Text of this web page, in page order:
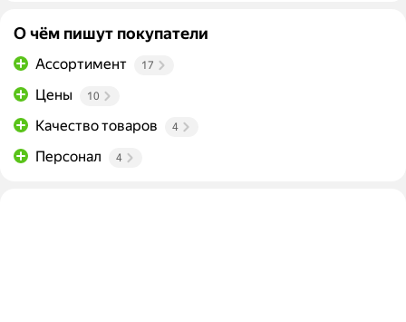
О чём пишут покупатели
Ассортимент 17
Цены 10
Качество товаров 4
Персонал 4